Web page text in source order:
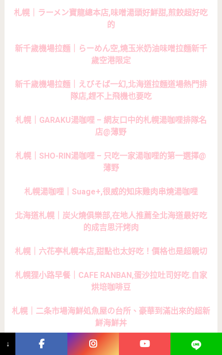
札幌｜ラーメン寶龍總本店,味噌湯頭好鮮甜,煎餃超好吃
的
新千歲機場拉麵｜らーめん空,燒玉米奶油味噌拉麵新千
歲空港限定
新千歲機場拉麵｜えびそば一幻,北海道拉麵道場熱門排
隊店,趕不上飛機也要吃
札幌｜GARAKU湯咖哩 – 網友口中的札幌湯咖哩排隊名
店@薄野
札幌｜SHO-RIN湯咖哩 – 只吃一家湯咖哩的第一選擇@
薄野
札幌湯咖哩｜Suage+,很威的知床雞肉串燒湯咖哩
北海道札幌｜炭火燒俱樂部,在地人推薦全北海道最好吃
的成吉思汗烤肉
札幌｜六花亭札幌本店,甜點也太好吃！價格也是超親切
札幌狸小路早餐｜CAFE RANBAN,蛋沙拉吐司好吃.自家
烘培咖啡豆
札幌｜二条市場海鮮処魚屋の台所、豪華到滿出來的超新
鮮海鮮丼
新千歲機場迴轉壽司｜函太郎,北海道的海鮮就是威！壽
↓